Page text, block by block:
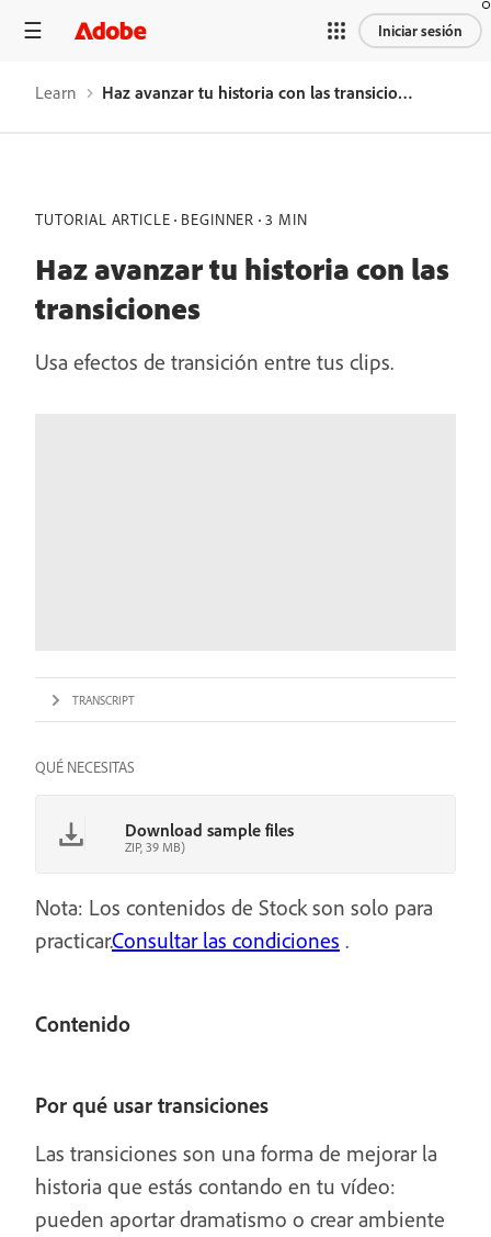
Iniciar sesión
Learn Haz avanzar tu historia con las transiciones
TUTORIAL ARTICLE BEGINNER 3 MIN
Haz avanzar tu historia con las
transiciones
Usa efectos de transición entre tus clips.
TRANSCRIPT
QUÉ NECESITAS
Download sample files
ZIP, 39 MB)
Nota: Los contenidos de Stock son solo para
practicar.Consultar las condiciones .
Contenido
Por qué usar transiciones
Las transiciones son una forma de mejorar la
historia que estás contando en tu vídeo:
pueden aportar dramatismo o crear ambiente